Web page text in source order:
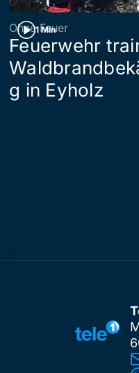
1 Min
Ohne Feuer
Feuerwehr
g in Eyholz